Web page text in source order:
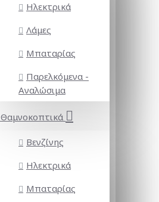
Ηλεκτρικά
Λάμες
Μπαταρίας
Παρελκόμενα -
Αναλώσιμα
Θαμνοκοπτικά
Βενζίνης
Ηλεκτρικά
Μπαταρίας